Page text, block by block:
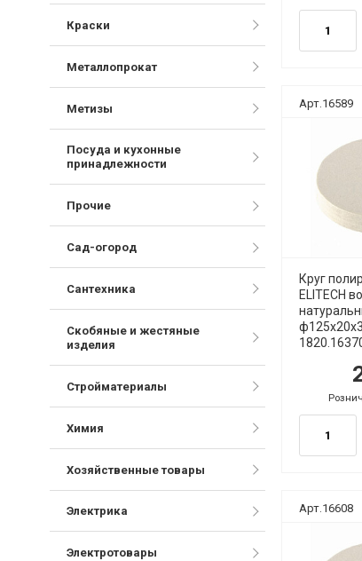
Арт.16589
Круг
ELITECH
Арт.16608
Краски
Металлопрокат
Метизы
Посуда и кухонные
принадлежности
Прочие
Сад-огород
Сантехника
Скобяные и жестяные
изделия
Стройматериалы
Химия
Хозяйственные товары
Электрика
Электротовары